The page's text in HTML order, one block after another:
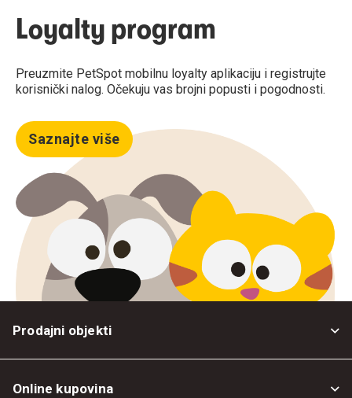
Loyalty program
Preuzmite PetSpot mobilnu loyalty aplikaciju i registrujte
korisnički nalog. Očekuju vas brojni popusti i pogodnosti.
Saznajte više
Prodajni objekti
Online kupovina